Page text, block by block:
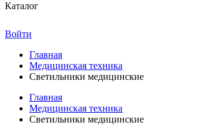
Каталог
Войти
Главная
Медицинская техника
Светильники медицинские
Главная
Медицинская техника
Светильники медицинские